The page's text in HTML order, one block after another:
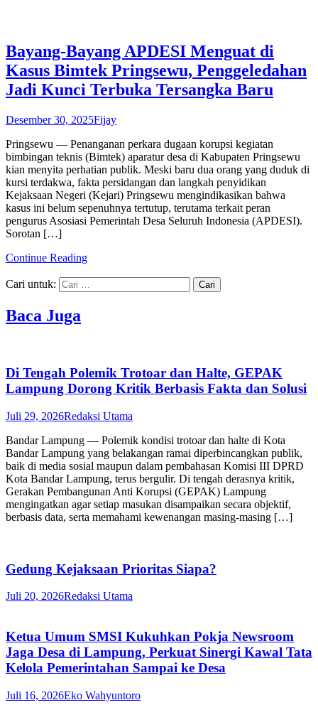
Bayang-Bayang APDESI Menguat di
Kasus Bimtek Pringsewu, Penggeledahan
Jadi Kunci Terbuka Tersangka Baru
Desember 30, 2025Fijay
Pringsewu — Penanganan perkara dugaan korupsi kegiatan
bimbingan teknis (Bimtek) aparatur desa di Kabupaten Pringsewu
kian menyita perhatian publik. Meski baru dua orang yang duduk di
kursi terdakwa, fakta persidangan dan langkah penyidikan
Kejaksaan Negeri (Kejari) Pringsewu mengindikasikan bahwa
kasus ini belum sepenuhnya tertutup, terutama terkait peran
pengurus Asosiasi Pemerintah Desa Seluruh Indonesia (APDESI).
Sorotan […]
Continue Reading
Cari untuk:
Baca Juga
Di Tengah Polemik Trotoar dan Halte, GEPAK
Lampung Dorong Kritik Berbasis Fakta dan Solusi
Juli 29, 2026Redaksi Utama
Bandar Lampung — Polemik kondisi trotoar dan halte di Kota
Bandar Lampung yang belakangan ramai diperbincangkan publik,
baik di media sosial maupun dalam pembahasan Komisi III DPRD
Kota Bandar Lampung, terus bergulir. Di tengah derasnya kritik,
Gerakan Pembangunan Anti Korupsi (GEPAK) Lampung
mengingatkan agar setiap masukan disampaikan secara objektif,
berbasis data, serta memahami kewenangan masing-masing […]
Gedung Kejaksaan Prioritas Siapa?
Juli 20, 2026Redaksi Utama
Ketua Umum SMSI Kukuhkan Pokja Newsroom
Jaga Desa di Lampung, Perkuat Sinergi Kawal Tata
Kelola Pemerintahan Sampai ke Desa
Juli 16, 2026Eko Wahyuntoro